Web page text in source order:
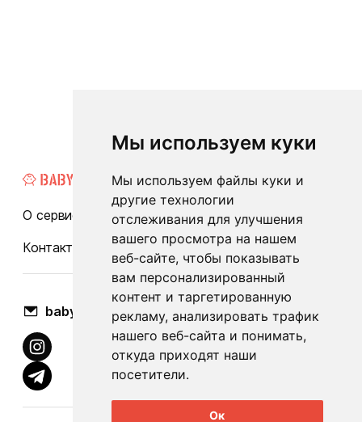
Мы используем куки
Мы используем файлы куки и
другие технологии
отслеживания для улучшения
вашего просмотра на нашем
веб-сайте, чтобы показывать
вам персонализированный
контент и таргетированную
рекламу, анализировать трафик
нашего веб-сайта и понимать,
откуда приходят наши
посетители.
Ок
О сервисе Каталог Бренды Блог
FAQ
Контакты
Оплата и доставка
babylook.gm@gmail.com